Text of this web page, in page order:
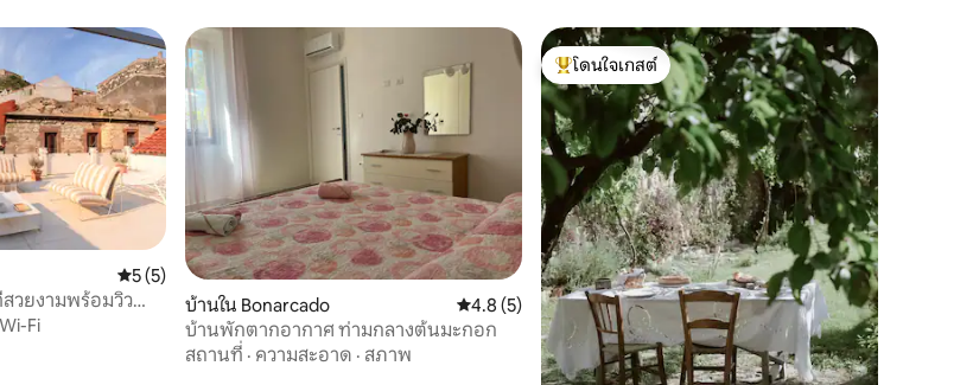
คะแนนเฉลี่ย 5 จาก 5, 5 รีวิว
5 (5)
วยงามพร้อมวิว
Wi-Fi
บ้านใน Bonarcado คะแนนเฉลี่ย 4.8 จาก 5, 5 รีวิว
4.8 (5)
บ้านพักตากอากาศ ท่ามกลางต้นมะกอก
สถานที่ · ความสะอาด · สภาพ
โดนใจเกสต์ที่สุด
โดนใจเกสต์